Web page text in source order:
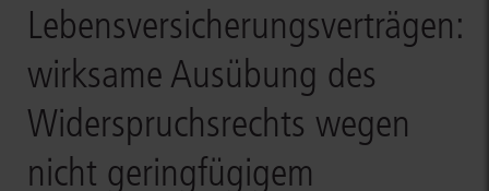
Lebensversicherungsverträgen:
wirksame Ausübung des
Widerspruchsrechts wegen
nicht geringfügigem